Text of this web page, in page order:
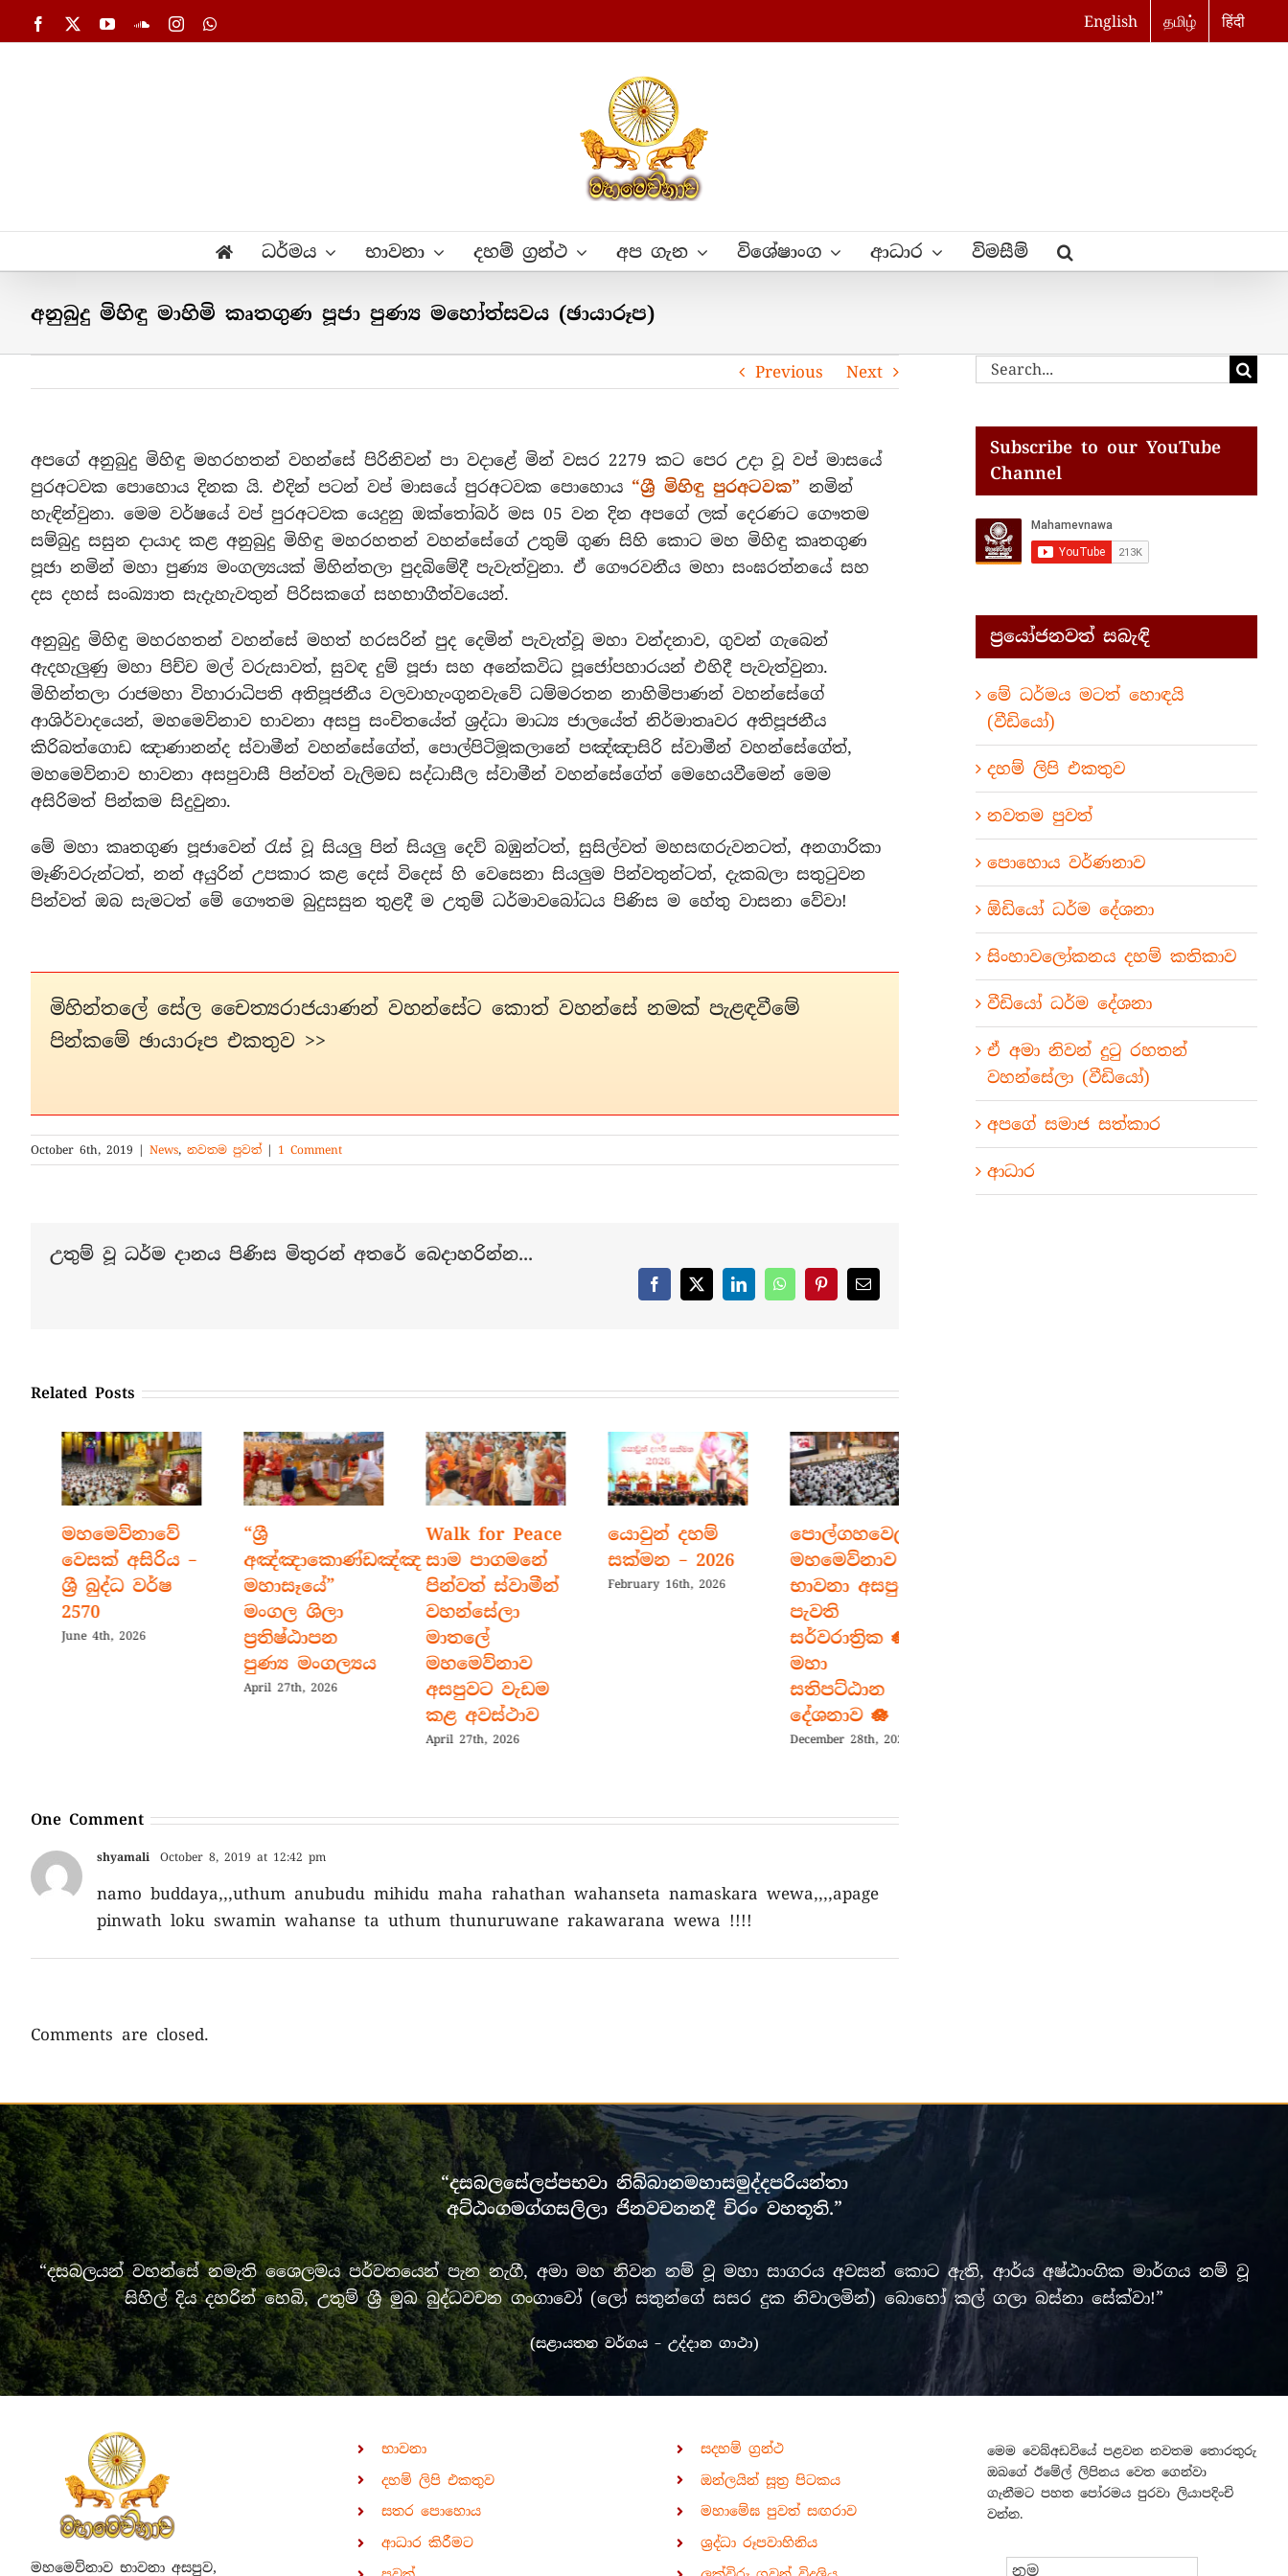
to
Facebook YouTubeSoundCloud
InstagramWhatsApp English தமிழ் हिंदी
ධර්මය භාවනා දහම් ග්‍රන්ථ අප ගැන විශේෂාංග ආධාර විමසීම්
අනුබුදු මිහිඳු මාහිමි කෘතගුණ පූජා පුණ්‍ය මහෝත්සවය (ඡායාරූප)
Previous Next
අපගේ අනුබුදු මිහිඳු මහරහතන් වහන්සේ පිරිනිවන් පා වදාළේ මින් වසර 2279 කට පෙර උදා වූ වප් මාසයේ
පුරඅටවක පොහොය දිනක යි. එදින් පටන් වප් මාසයේ පුරඅටවක පොහොය “ශ්‍රී මිහිඳු පුරඅටවක” නමින්
හැඳින්වුනා. මෙම වර්ෂයේ වප් පුරඅටවක යෙදුනු ඔක්තෝබර් මස 05 වන දින අපගේ ලක් දෙරණට ගෞතම
සම්බුදු සසුන දායාද කළ අනුබුදු මිහිඳු මහරහතන් වහන්සේගේ උතුම් ගුණ සිහි කොට මහ මිහිඳු කෘතගුණ
පූජා නමින් මහා පුණ්‍ය මංගල්‍යයක් මිහින්තලා පුදබිමේදී පැවැත්වුනා. ඒ ගෞරවනීය මහා සංඝරත්නයේ සහ
දස දහස් සංඛ්‍යාත සැදැහැවතුන් පිරිසකගේ සහභාගීත්වයෙන්.
අනුබුදු මිහිඳු මහරහතන් වහන්සේ මහත් හරසරින් පුද දෙමින් පැවැත්වූ මහා වන්දනාව, ගුවන් ගැබෙන්
ඇදහැලුණු මහා පිච්ච මල් වරුසාවත්, සුවඳ දුම් පූජා සහ අනේකවිධ පූජෝපහාරයන් එහිදී පැවැත්වුනා.
මිහින්තලා රාජමහා විහාරාධිපති අතිපූජනීය වලවාහැංගුනවැවේ ධම්මරතන නාහිමිපාණන් වහන්සේගේ
ආශිර්වාදයෙන්, මහමෙව්නාව භාවනා අසපු සංචිතයේත් ශ්‍රද්ධා මාධ්‍ය ජාලයේත් නිර්මාතෘවර අතිපූජනීය
කිරිබත්ගොඩ ඤාණානන්ද ස්වාමීන් වහන්සේගේත්, පොල්පිටිමූකලානේ පඤ්ඤාසිරි ස්වාමීන් වහන්සේගේත්,
මහමෙව්නාව භාවනා අසපුවාසී පින්වත් වැලිමඩ සද්ධාසීල ස්වාමීන් වහන්සේගේත් මෙහෙයවීමෙන් මෙම
අසිරිමත් පින්කම සිදුවුනා.
මේ මහා කෘතගුණ පූජාවෙන් රැස් වූ සියලු පින් සියලු දෙව් බඹුන්ටත්, සුසිල්වත් මහසඟරුවනටත්, අනගාරිකා
මෑණිවරුන්ටත්, නන් අයුරින් උපකාර කළ දෙස් විදෙස් හි වෙසෙනා සියලුම පින්වතුන්ටත්, දැකබලා සතුටුවන
පින්වත් ඔබ සැමටත් මේ ගෞතම බුදුසසුන තුළදී ම උතුම් ධර්මාවබෝධය පිණිස ම හේතු වාසනා වේවා!
මිහින්තලේ සේල චෛත්‍යරාජයාණන් වහන්සේට කොත් වහන්සේ නමක් පැළඳවීමේ
පින්කමේ ඡායාරූප එකතුව >>
October 6th, 2019 | News, නවතම පුවත් | 1 Comment
උතුම් වූ ධර්ම දානය පිණිස මිතුරන් අතරේ බෙදාහරින්න...
Facebook
X LinkedInWhatsAppPinterestEmail
Related Posts
මහමෙව්නාවේ
වෙසක් අසිරිය –
ශ්‍රී බුද්ධ වර්ෂ
2570
June 4th, 2026
අඤ්ඤාකොණ්ඩඤ්ඤ
මහාසෑයේ”
මංගල ශිලා
ප්‍රතිෂ්ඨාපන
පුණ්‍ය මංගල්‍යය
April 27th, 2026
Walk for Peace
සාම පාගමනේ
පින්වත් ස්වාමීන්
වහන්සේලා
මාතලේ
මහමෙව්නාව
අසපුවට වැඩම
කළ අවස්ථාව
April 27th, 2026
යොවුන් දහම්
සක්මන – 2026
February 16th, 2026
පොල්ගහවෙල
මහමෙව්නාව
භාවනා අසපුවේ
පැවති
සර්වරාත්‍රික 🪷
මහා
සතිපට්ඨාන
දේශනාව 🪷
December 28th, 2025
One Comment
shyamali October 8, 2019 at 12:42 pm
namo buddaya,,,uthum anubudu mihidu maha rahathan wahanseta namaskara wewa,,,,apage
pinwath loku swamin wahanse ta uthum thunuruwane rakawarana wewa !!!!
Comments are closed.
Search
Subscribe to our YouTube
Channel
ප්‍රයෝජනවත් සබැඳි
මේ ධර්මය මටත් හොඳයි
(වීඩියෝ)
දහම් ලිපි එකතුව
නවතම පුවත්
පොහොය වර්ණනාව
ඕඩියෝ ධර්ම දේශනා
සිංහාවලෝකනය දහම් කතිකාව
වීඩියෝ ධර්ම දේශනා
ඒ අමා නිවන් දුටු රහතන්
වහන්සේලා (වීඩියෝ)
අපගේ සමාජ සත්කාර
ආධාර
“දසබලසේලප්පභවා නිබ්බානමහාසමුද්දපරියන්තා
අට්ඨංගමග්ගසලිලා ජිනවචනනදී චිරං වහතූති.”
“දසබලයන් වහන්සේ නමැති ශෛලමය පර්වතයෙන් පැන නැගී, අමා මහ නිවන නම් වූ මහා සාගරය අවසන් කොට ඇති, ආර්ය අෂ්ඨාංගික මාර්ගය නම් වූ
සිහිල් දිය දහරින් හෙබි, උතුම් ශ්‍රී මුඛ බුද්ධවචන ගංගාවෝ (ලෝ සතුන්ගේ සසර දුක නිවාලමින්) බොහෝ කල් ගලා බස්නා සේක්වා!”
(සළායතන වර්ගය – උද්දාන ගාථා)
මහමෙව්නාව භාවනා අසපුව,
භාවනා
දහම් ලිපි එකතුව
සතර පොහොය
ආධාර කිරීමට
සදහම් ග්‍රන්ථ
ඔන්ලයින් සූත්‍ර පිටකය
මහාමේඝ පුවත් සඟරාව
ශ්‍රද්ධා රූපවාහිනිය
මෙම වෙබ්අඩවියේ පළවන නවතම තොරතුරු
ඔබගේ ඊමේල් ලිපිනය වෙත ගෙන්වා
ගැනීමට පහත පෝරමය පුරවා ලියාපදිංචි
වන්න.